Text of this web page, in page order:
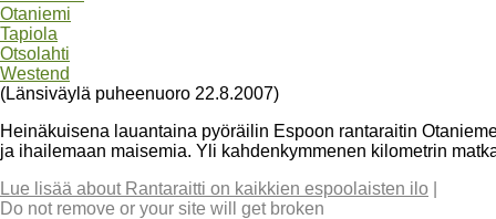
Otaniemi
Tapiola
Otsolahti
Westend
(Länsiväylä puheenuoro 22.8.2007)
Heinäkuisena lauantaina pyöräilin Espoon rantaraitin
ja ihailemaan maisemia. Yli kahdenkymmenen kilometrin
Lue lisää about Rantaraitti on kaikkien espoolaisten ilo
Do not remove or your site will get broken